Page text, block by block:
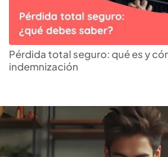
Pérdida total seguro: qué es y
indemnización
Descubre el
consumoque
conviene